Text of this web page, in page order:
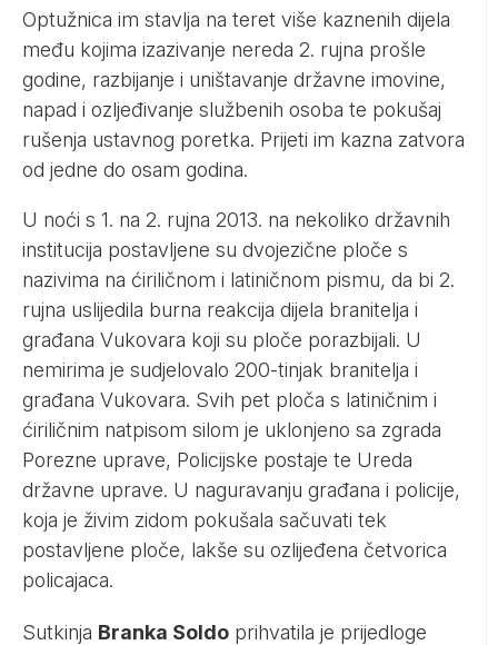
Optužnica im stavlja na teret više kaznenih dijela
među kojima izazivanje nereda 2. rujna prošle
godine, razbijanje i uništavanje državne imovine,
napad i ozljeđivanje službenih osoba te pokušaj
rušenja ustavnog poretka. Prijeti im kazna zatvora
od jedne do osam godina.
U noći s 1. na 2. rujna 2013. na nekoliko državnih
institucija postavljene su dvojezične ploče s
nazivima na ćiriličnom i latiničnom pismu, da bi 2.
rujna uslijedila burna reakcija dijela branitelja i
građana Vukovara koji su ploče porazbijali. U
nemirima je sudjelovalo 200-tinjak branitelja i
građana Vukovara. Svih pet ploča s latiničnim i
ćiriličnim natpisom silom je uklonjeno sa zgrada
Porezne uprave, Policijske postaje te Ureda
državne uprave. U naguravanju građana i policije,
koja je živim zidom pokušala sačuvati tek
postavljene ploče, lakše su ozlijeđena četvorica
policajaca.
Sutkinja Branka Soldo prihvatila je prijedloge